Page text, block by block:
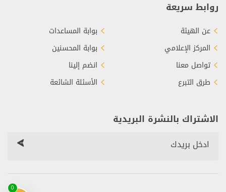
0
روابط سريعة
عن الهيئة
المركز الإعلامي
تواصل معنا
طرق التبرع
بوابة المساعدات
بوابة المحسنين
انضم إلينا
الأسئلة الشائعة
الاشتراك بالنشرة البريدية